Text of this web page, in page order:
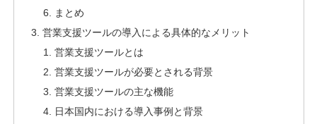
まとめ
営業支援ツールの導入による具体的なメリット
営業支援ツールとは
営業支援ツールが必要とされる背景
営業支援ツールの主な機能
日本国内における導入事例と背景